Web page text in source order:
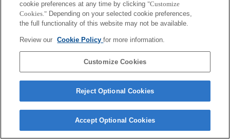
Terms of Use Contact Us
cookie preferences at any time by clicking "Customize
Cookies." Depending on your selected cookie preferences,
the full functionality of this website may not be available.
Review our Cookie Policyfor more information.
Customize Cookies
Reject Optional Cookies
Accept Optional Cookies